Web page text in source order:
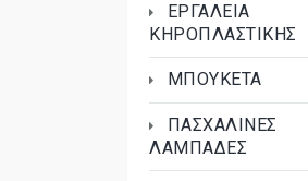
ΕΡΓΑΛΕΙΑ
ΚΗΡΟΠΛΑΣΤΙΚΗΣ
ΜΠΟΥΚΕΤΑ
ΠΑΣΧΑΛΙΝΕΣ
ΛΑΜΠΑΔΕΣ